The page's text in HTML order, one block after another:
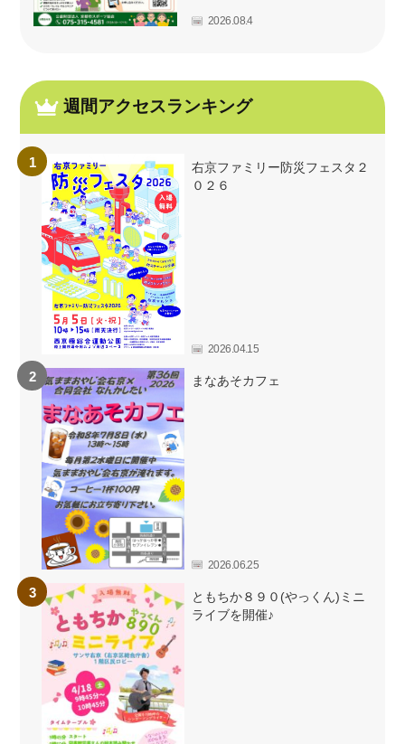
2026.08.4
週間アクセスランキング
右京ファミリー防災フェスタ２
０２６
2026.04.15
まなあそカフェ
2026.06.25
ともちか８９０(やっくん)ミニ
ライブを開催♪